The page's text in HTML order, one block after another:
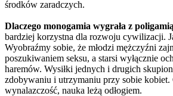
środków zaradczych.
Dlaczego monogamia wygrała z
bardziej korzystna dla rozwoju cywilizacji.
Wyobraźmy sobie, że młodzi mężczyźni
poszukiwaniem seksu, a starsi wyłącznie
haremów. Wysiłki jednych i drugich
zdobywaniu i utrzymaniu przy sobie kobiet.
wynalazczość, nauka leżą odłogiem.